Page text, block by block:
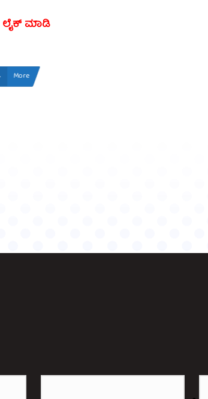
ಲೈಕ್ ಮಾಡಿ
More